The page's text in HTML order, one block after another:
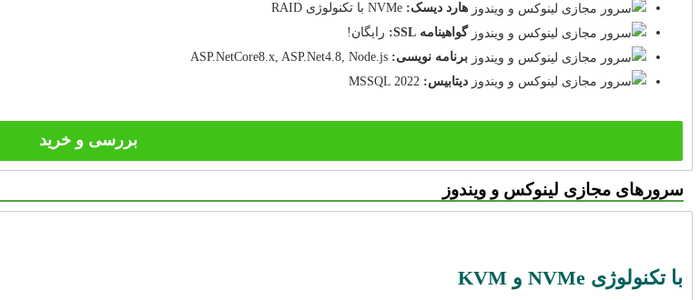
هارد دیسک:
گواهینامه SSL:
رایگان!
برنامه نویسی: ASP.NetCore8.x, ASP.Net4.8, Node.js
دیتابیس: MSSQL 2022
بررسی و خرید
سرورهای مجازی لینوکس و ویندوز
با تکنولوژی NVMe و KVM